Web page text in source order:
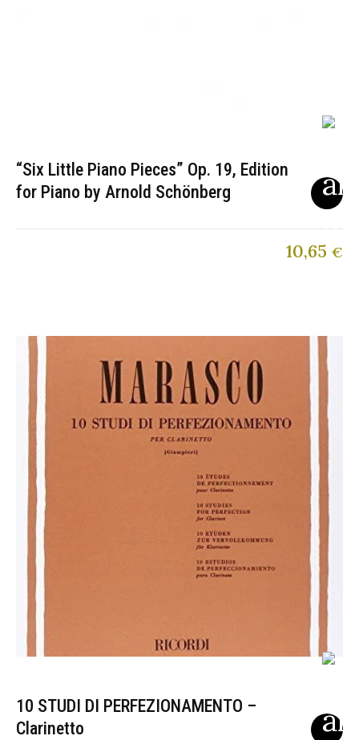
“Six Little Piano Pieces” Op. 19, Edition
for Piano by Arnold Schönberg
10,65 €
10 STUDI DI PERFEZIONAMENTO –
Clarinetto